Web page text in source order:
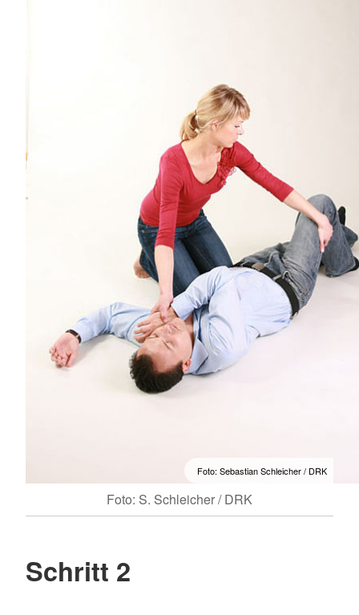
Foto: Sebastian Schleicher / DRK
Foto: S. Schleicher / DRK
Schritt 2